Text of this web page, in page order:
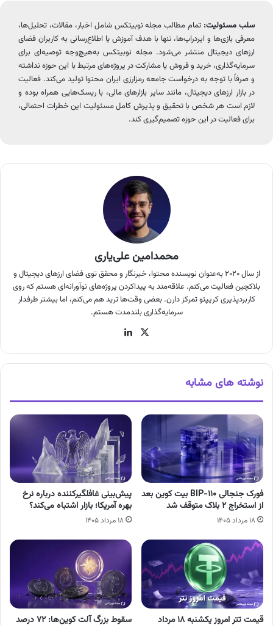
سلب مسئولیت: تمام مطالب مجله نوبیتکس شامل اخبار، مقالات، تحلیل‌ها،
معرفی بازی‌ها و ایردراپ‌ها، تنها با هدف آموزش یا اطلاع‌رسانی به کاربران فضای
ارزهای دیجیتال منتشر می‌شود. مجله نوبیتکس به‌هیچ‌وجه توصیه‌ای برای
سرمایه‌گذاری، خرید و فروش یا مشارکت در پروژه‌های مرتبط با این حوزه نداشته
و صرفاً با توجه به درخواست جامعه رمزارزی ایران محتوا تولید می‌کند. فعالیت
در بازار ارزهای دیجیتال، مانند سایر بازارهای مالی، با ریسک‌هایی همراه بوده و
لازم است هر شخص با تحقیق و پذیرش کامل مسئولیت این خطرات احتمالی،
برای فعالیت در این حوزه تصمیم‌گیری کند.
محمدامین علی‌یاری
از سال ۲۰۲۰ به‌عنوان نویسنده محتوا، خبرنگار و محقق توی فضای ارزهای دیجیتال و
بلاکچین فعالیت می‌کنم. علاقه‌مند به پیداکردن پروژه‌های نوآورانه‌ای هستم که روی
کاربردپذیری کریپتو تمرکز دارن. بعضی وقت‌ها ترید هم می‌کنم، اما بیشتر طرفدار
سرمایه‌گذاری بلندمدت هستم.
X
نوشته های مشابه
فورک جنجالی BIP-110 بیت کوین بعد
از استخراج ۲ بلاک متوقف شد
۱۸ مرداد ۱۴۰۵
پیش‌بینی غافلگیرکننده درباره نرخ
بهره آمریکا؛ بازار اشتباه می‌کند؟
۱۸ مرداد ۱۴۰۵
قیمت تتر امروز یکشنبه ۱۸ مرداد سقوط بزرگ آلت کوین‌ها: ۷۲ درصد